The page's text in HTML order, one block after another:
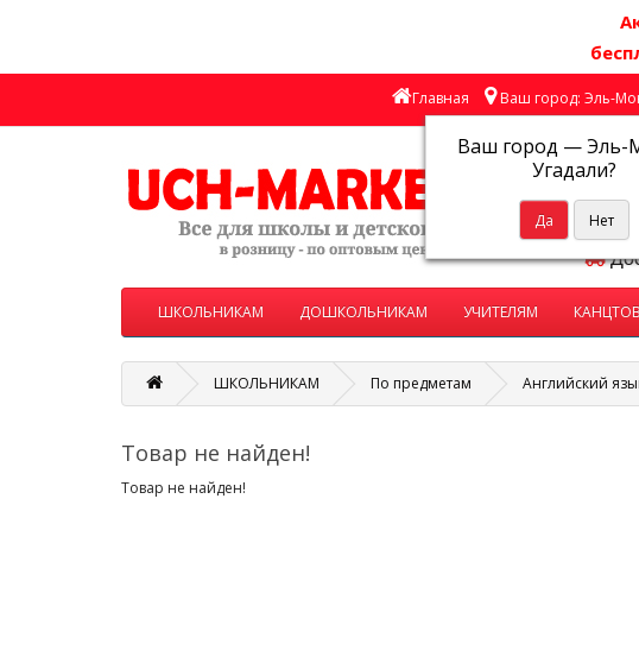
Главная Ваш город: Эль-
Ваш город —Эль-
Угадали?
8-
ШКОЛЬНИКАМ ДОШКОЛЬНИКАМ УЧИТЕЛЯМ
ШКОЛЬНИКАМ По предметам Английский
Товар не найден!
Товар не найден!